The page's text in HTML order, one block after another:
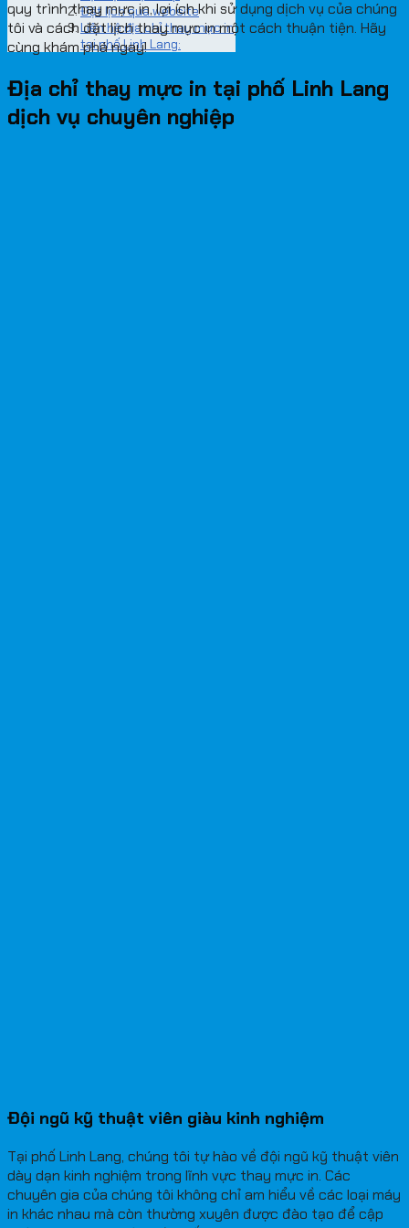
Đặt lịch qua website
Liên hệ địa chỉ thay mực in
tại phố Linh Lang:
quy trình thay mực in, lợi ích khi sử dụng dịch vụ của chúng
tôi và cách đặt lịch thay mực in một cách thuận tiện. Hãy
cùng khám phá ngay!
Địa chỉ thay mực in tại phố Linh Lang
dịch vụ chuyên nghiệp
Đội ngũ kỹ thuật viên giàu kinh nghiệm
Tại phố Linh Lang, chúng tôi tự hào về đội ngũ kỹ thuật viên
dày dạn kinh nghiệm trong lĩnh vực thay mực in. Các
chuyên gia của chúng tôi không chỉ am hiểu về các loại máy
in khác nhau mà còn thường xuyên được đào tạo để cập